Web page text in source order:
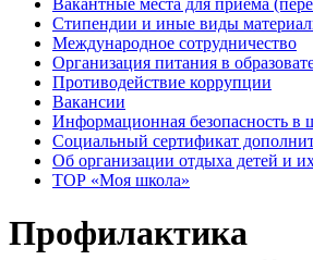
Вакантные места для приема
Стипендии и иные виды
Международное сотрудничество
Организация питания в
Противодействие коррупции
Вакансии
Информационная безопасность в
Социальный сертификат
Об организации отдыха детей и
ТОР «Моя школа»
Профилактика